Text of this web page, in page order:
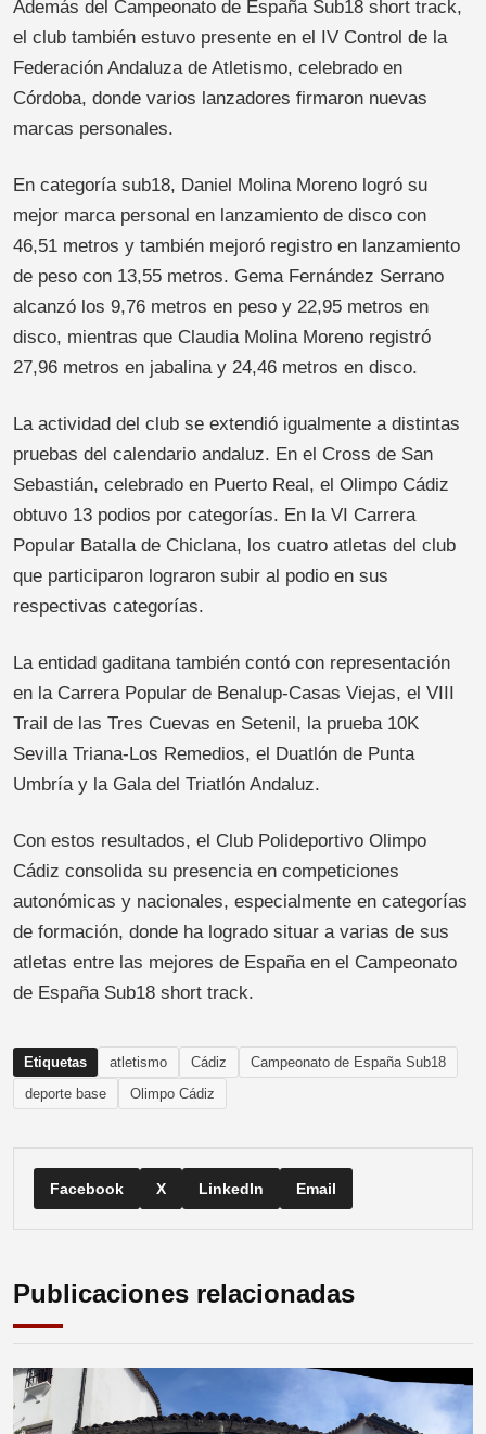
Además del Campeonato de España Sub18 short track,
el club también estuvo presente en el IV Control de la
Federación Andaluza de Atletismo, celebrado en
Córdoba, donde varios lanzadores firmaron nuevas
marcas personales.
En categoría sub18, Daniel Molina Moreno logró su
mejor marca personal en lanzamiento de disco con
46,51 metros y también mejoró registro en lanzamiento
de peso con 13,55 metros. Gema Fernández Serrano
alcanzó los 9,76 metros en peso y 22,95 metros en
disco, mientras que Claudia Molina Moreno registró
27,96 metros en jabalina y 24,46 metros en disco.
La actividad del club se extendió igualmente a distintas
pruebas del calendario andaluz. En el Cross de San
Sebastián, celebrado en Puerto Real, el Olimpo Cádiz
obtuvo 13 podios por categorías. En la VI Carrera
Popular Batalla de Chiclana, los cuatro atletas del club
que participaron lograron subir al podio en sus
respectivas categorías.
La entidad gaditana también contó con representación
en la Carrera Popular de Benalup-Casas Viejas, el VIII
Trail de las Tres Cuevas en Setenil, la prueba 10K
Sevilla Triana-Los Remedios, el Duatlón de Punta
Umbría y la Gala del Triatlón Andaluz.
Con estos resultados, el Club Polideportivo Olimpo
Cádiz consolida su presencia en competiciones
autonómicas y nacionales, especialmente en categorías
de formación, donde ha logrado situar a varias de sus
atletas entre las mejores de España en el Campeonato
de España Sub18 short track.
Etiquetas atletismo Cádiz
Campeonato de España Sub18
deporte base
Olimpo Cádiz
Facebook X LinkedIn Email
Publicaciones relacionadas